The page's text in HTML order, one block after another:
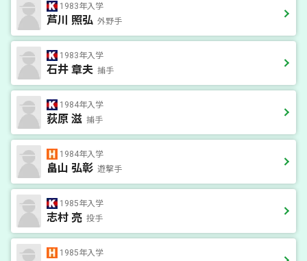
1983年入学
芦川 照弘 外野手
1983年入学
石井 章夫 捕手
1984年入学
荻原 滋 捕手
1984年入学
畠山 弘彰 遊撃手
1985年入学
志村 亮 投手
1985年入学